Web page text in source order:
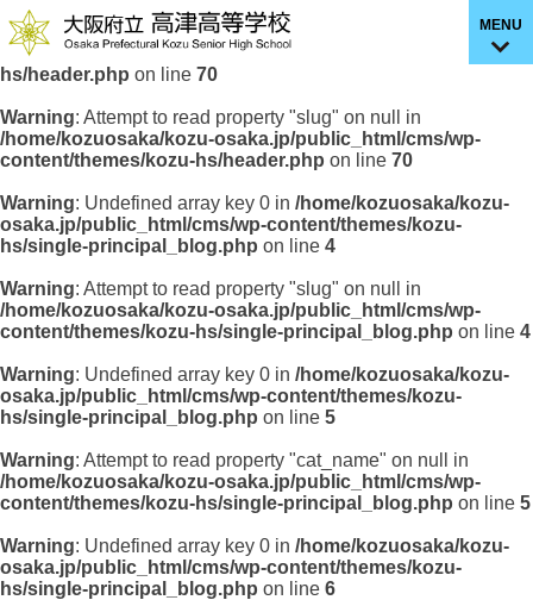
Warning: Undefined array key 0 in
/home/kozuosaka/kozu-
osaka.jp/public_html/cms/wp-content/themes/kozu-
hs/header.php on line 70
Warning: Attempt to read property "slug" on null in
/home/kozuosaka/kozu-osaka.jp/public_html/cms/wp-
content/themes/kozu-hs/header.php on line 70
MENU
Warning: Undefined array key 0 in /home/kozuosaka/kozu-
osaka.jp/public_html/cms/wp-content/themes/kozu-
hs/single-principal_blog.php on line 4
Warning: Attempt to read property "slug" on null in
/home/kozuosaka/kozu-osaka.jp/public_html/cms/wp-
content/themes/kozu-hs/single-principal_blog.php on line 4
Warning: Undefined array key 0 in /home/kozuosaka/kozu-
osaka.jp/public_html/cms/wp-content/themes/kozu-
hs/single-principal_blog.php on line 5
Warning: Attempt to read property "cat_name" on null in
/home/kozuosaka/kozu-osaka.jp/public_html/cms/wp-
content/themes/kozu-hs/single-principal_blog.php on line 5
Warning: Undefined array key 0 in /home/kozuosaka/kozu-
osaka.jp/public_html/cms/wp-content/themes/kozu-
hs/single-principal_blog.php on line 6